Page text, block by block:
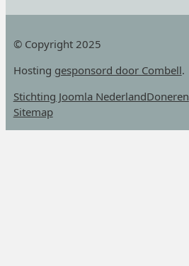
© Copyright 2025
Hosting gesponsord door Combell.
Stichting Joomla NederlandDoneren
Sitemap